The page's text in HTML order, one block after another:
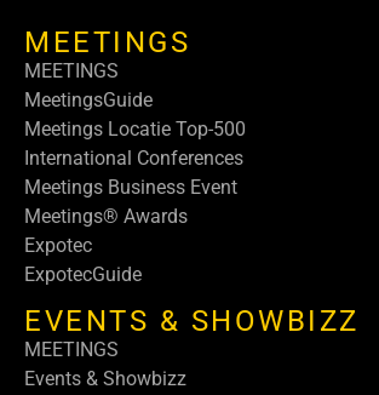
MEETINGS
MEETINGS
MeetingsGuide
Meetings Locatie Top-500
International Conferences
Meetings Business Event
Meetings® Awards
Expotec
ExpotecGuide
EVENTS & SHOWBIZZ
MEETINGS
Events & Showbizz